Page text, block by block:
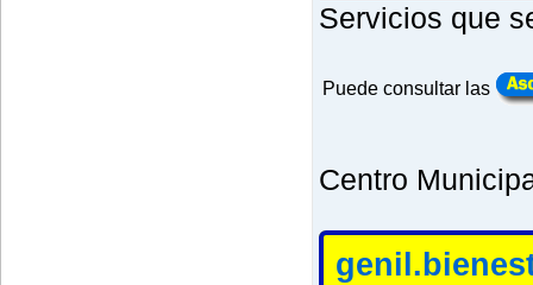
Servicios que
Puede consultar las
Centro